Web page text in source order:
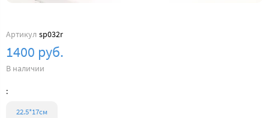
Артикул sp032r
1400 руб.
В наличии
:
22.5*17см